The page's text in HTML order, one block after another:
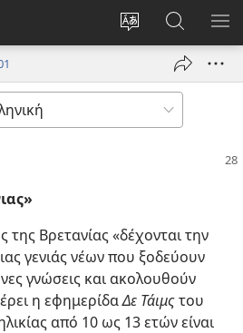
Αλλαγή
γλώσσας
ιστότοπου
Σύνδεση
(ανοίγει
παράθυρο)
στο
JW.ORG
της Βρετανίας «δέχονται την
γενιάς νέων που ξοδεύουν
γνώσεις και ακολουθούν
η εφημερίδαΔε Τάιμςτου
από 10 ως 13 ετών είναι